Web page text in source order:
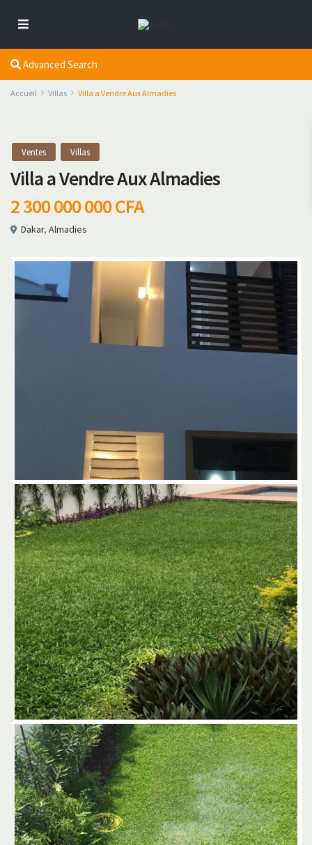
Advanced Search
Accueil Villas Villa a Vendre Aux Almadies
Ventes Villas
Villa a Vendre Aux Almadies
2 300 000 000 CFA
Dakar, Almadies